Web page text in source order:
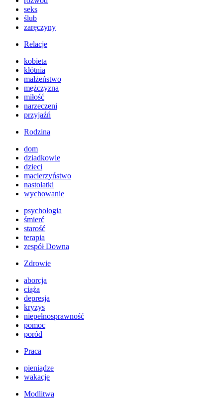
seks
ślub
zaręczyny
Relacje
kobieta
kłótnia
małżeństwo
mężczyzna
miłość
narzeczeni
przyjaźń
Rodzina
dom
dziadkowie
dzieci
macierzyństwo
nastolatki
wychowanie
psychologia
śmierć
starość
terapia
zespół Downa
Zdrowie
aborcja
ciąża
depresja
kryzys
niepełnosprawność
pomoc
poród
Praca
pieniądze
wakacje
Modlitwa